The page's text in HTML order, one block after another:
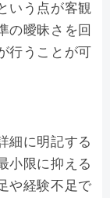
いう点が客観
の曖昧さを回
行うことが可
細に明記する
小限に抑える
や経験不足で